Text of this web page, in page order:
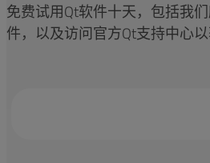
免费试用Qt软件十天，包括我
件，以及访问官方Qt支持中心